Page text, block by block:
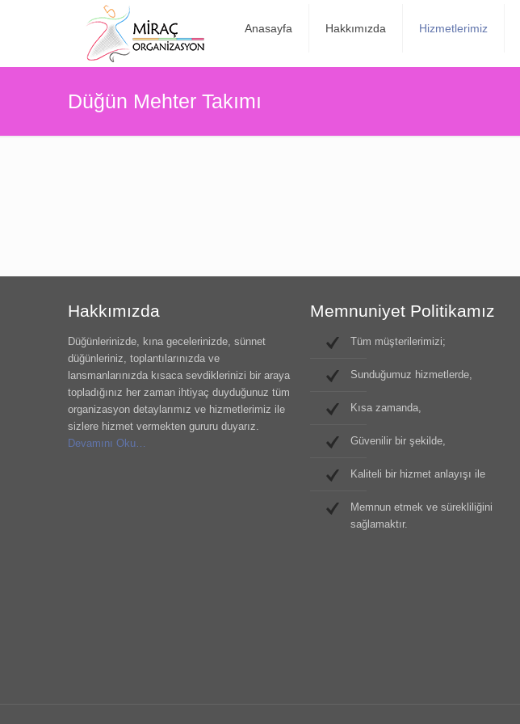
Anasayfa Hakkımızda Hizmetlerimiz
Düğün Mehter Takımı
Hakkımızda
Düğünlerinizde, kına gecelerinizde, sünnet
düğünleriniz, toplantılarınızda ve
lansmanlarınızda kısaca sevdiklerinizi bir araya
topladığınız her zaman ihtiyaç duyduğunuz tüm
organizasyon detaylarımız ve hizmetlerimiz ile
sizlere hizmet vermekten gururu duyarız.
Devamını Oku…
Memnuniyet Politikamız
Tüm müşterilerimizi;
Sunduğumuz hizmetlerde,
Kısa zamanda,
Güvenilir bir şekilde,
Kaliteli bir hizmet anlayışı ile
Memnun etmek ve sürekliliğini
sağlamaktır.